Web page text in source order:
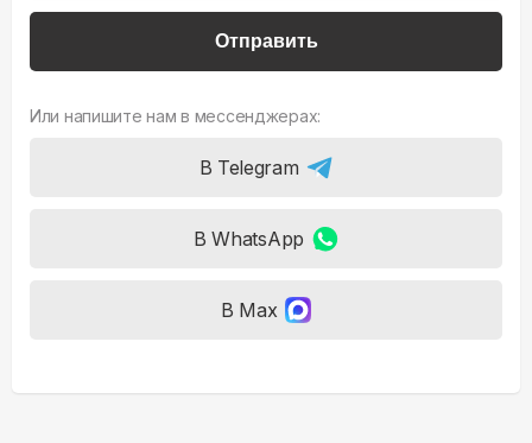
Отправить
Или напишите нам в мессенджерах:
В Telegram
В WhatsApp
В Max